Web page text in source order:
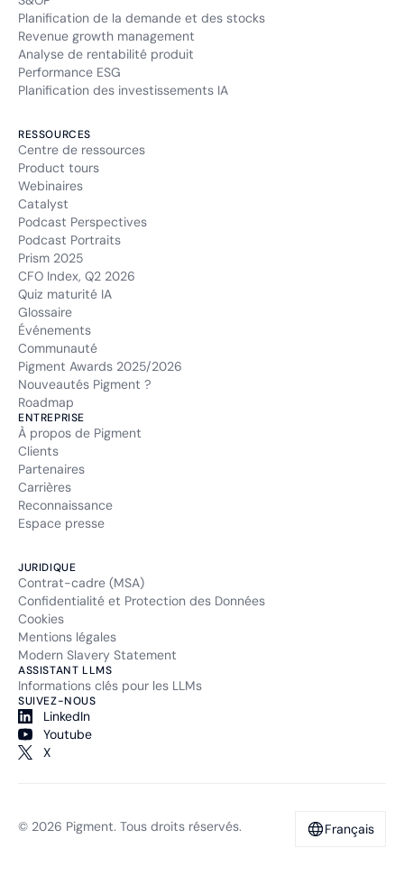
Planification de la demande et des stocks
Revenue growth management
Analyse de rentabilité produit
Performance ESG
Planification des investissements IA
RESSOURCES
Centre de ressources
Product tours
Webinaires
Catalyst
Podcast Perspectives
Podcast Portraits
Prism 2025
CFO Index, Q2 2026
Quiz maturité IA
Glossaire
Événements
Communauté
Pigment Awards 2025/2026
Nouveautés Pigment ?
Roadmap
ENTREPRISE
À propos de Pigment
Clients
Partenaires
Carrières
Reconnaissance
Espace presse
JURIDIQUE
Contrat-cadre (MSA)
Confidentialité et Protection des Données
Cookies
Mentions légales
Modern Slavery Statement
ASSISTANT LLMS
Informations clés pour les LLMs
SUIVEZ-NOUS
LinkedIn
Youtube
X
© 2026 Pigment. Tous droits réservés. Français